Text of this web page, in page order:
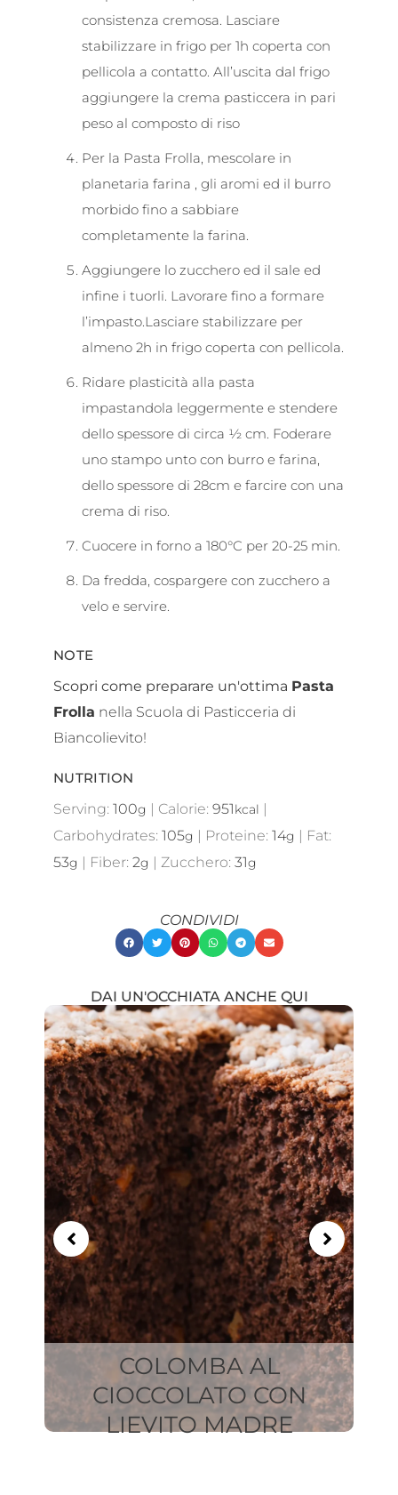
consistenza cremosa. Lasciare
stabilizzare in frigo per 1h coperta con
pellicola a contatto. All’uscita dal frigo
aggiungere la crema pasticcera in pari
peso al composto di riso
Per la Pasta Frolla, mescolare in
planetaria farina , gli aromi ed il burro
morbido fino a sabbiare
completamente la farina.
Aggiungere lo zucchero ed il sale ed
infine i tuorli. Lavorare fino a formare
l’impasto.Lasciare stabilizzare per
almeno 2h in frigo coperta con pellicola.
Ridare plasticità alla pasta
impastandola leggermente e stendere
dello spessore di circa ½ cm. Foderare
uno stampo unto con burro e farina,
dello spessore di 28cm e farcire con una
crema di riso.
Cuocere in forno a 180°C per 20-25 min.
Da fredda, cospargere con zucchero a
velo e servire.
NOTE
Scopri come preparare un'ottima Pasta
Frolla nella Scuola di Pasticceria di
Biancolievito!
NUTRITION
Serving: 100g | Calorie: 951kcal |
Carbohydrates: 105g | Proteine: 14g | Fat:
53g | Fiber: 2g | Zucchero: 31g
CONDIVIDI
DAI UN'OCCHIATA ANCHE QUI
COLOMBA AL
CIOCCOLATO CON
LIEVITO MADRE
Showing
Slide
1
of
21